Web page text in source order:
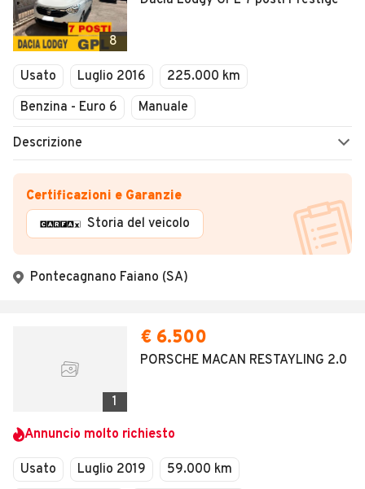
8
Usato Luglio 2016
225.000 km
Benzina - Euro 6
Manuale
Descrizione
Certificazioni e Garanzie
Storia del veicolo
Pontecagnano Faiano (SA)
1
€ 6.500
PORSCHE MACAN RESTAYLING 2.0
Annuncio molto richiesto
Usato Luglio 2019
59.000 km